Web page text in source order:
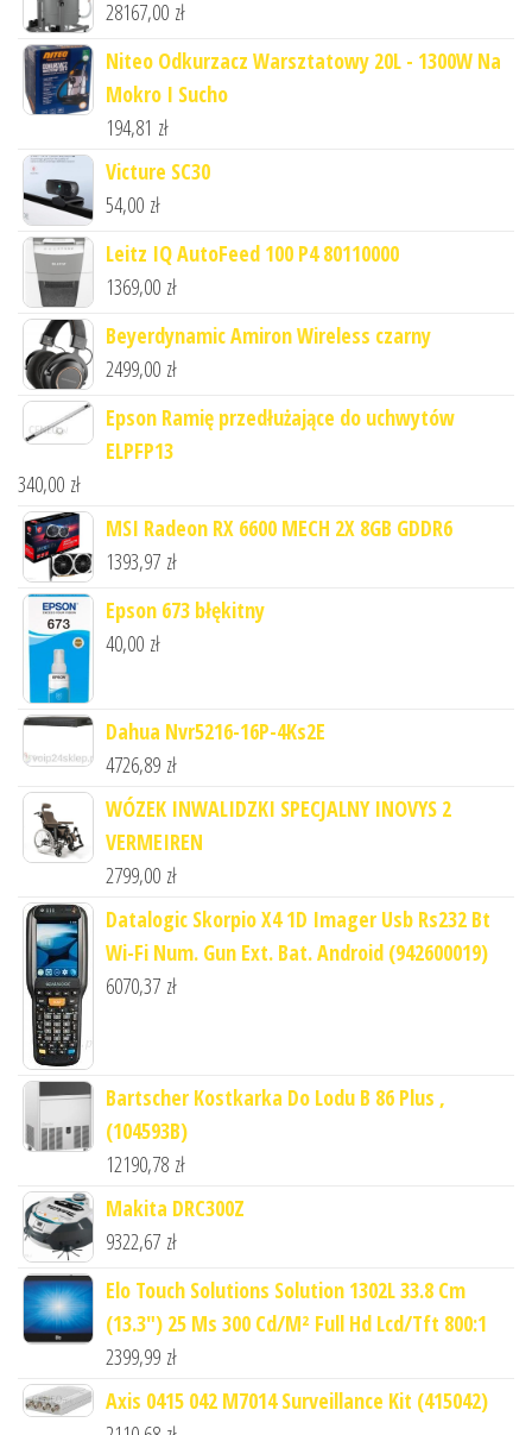
28167,00 zł
Niteo Odkurzacz Warsztatowy 20L - 1300W Na
Mokro I Sucho
194,81 zł
Victure SC30
54,00 zł
Leitz IQ AutoFeed 100 P4 80110000
1369,00 zł
Beyerdynamic Amiron Wireless czarny
2499,00 zł
Epson Ramię przedłużające do uchwytów
ELPFP13
340,00 zł
MSI Radeon RX 6600 MECH 2X 8GB GDDR6
1393,97 zł
Epson 673 błękitny
40,00 zł
Dahua Nvr5216-16P-4Ks2E
4726,89 zł
WÓZEK INWALIDZKI SPECJALNY INOVYS 2
VERMEIREN
2799,00 zł
Datalogic Skorpio X4 1D Imager Usb Rs232 Bt
Wi-Fi Num. Gun Ext. Bat. Android (942600019)
6070,37 zł
Bartscher Kostkarka Do Lodu B 86 Plus ,
(104593B)
12190,78 zł
Makita DRC300Z
9322,67 zł
Elo Touch Solutions Solution 1302L 33.8 Cm
(13.3") 25 Ms 300 Cd/M² Full Hd Lcd/Tft 800:1
2399,99 zł
Axis 0415 042 M7014 Surveillance Kit (415042)